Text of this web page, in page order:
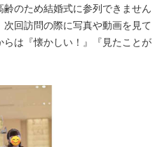
のため結婚式に参列できません
回訪問の際に写真や動画を見て
は『懐かしい！』『見たことが